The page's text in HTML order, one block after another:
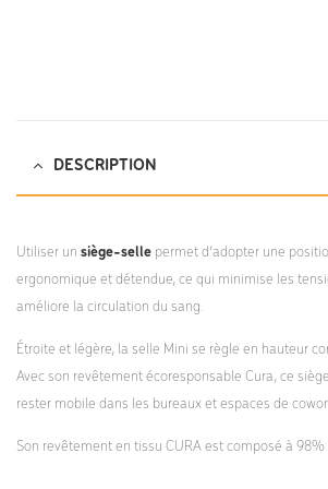
DESCRIPTION
Utiliser un siège-selle permet d’adopter une
ergonomique et détendue, ce qui minimise les
améliore la circulation du sang.
Étroite et légère, la selle Mini se règle en hauteur
Avec son revêtement écoresponsable Cura, ce
rester mobile dans les bureaux et espaces de
Son revêtement en tissu CURA est composé à